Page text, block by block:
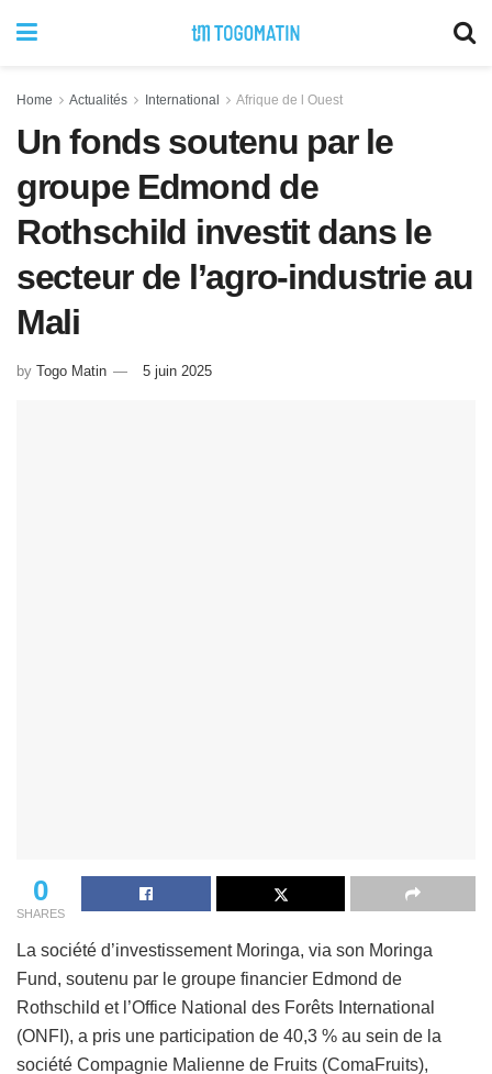
Home Actualités International Afrique de l Ouest
Un fonds soutenu par le
groupe Edmond de
Rothschild investit dans le
secteur de l’agro-industrie au
Mali
by Togo Matin 5 juin 2025
0
SHARES
La société d’investissement Moringa, via son Moringa
Fund, soutenu par le groupe financier Edmond de
Rothschild et l’Office National des Forêts International
(ONFI), a pris une participation de 40,3 % au sein de la
société Compagnie Malienne de Fruits (ComaFruits),